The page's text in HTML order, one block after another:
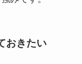
おきたい